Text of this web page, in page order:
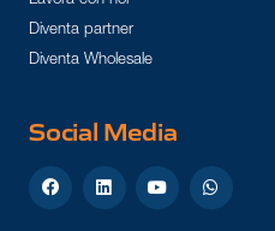
Diventa partner
Diventa Wholesale
Social Media